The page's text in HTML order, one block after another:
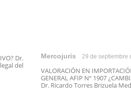
Dr.
del
Mercojuris 29 de septiembre
VALORACIÓN EN
GENERAL AFIP Nº 1907
Dr. Ricardo Torres Brizuela